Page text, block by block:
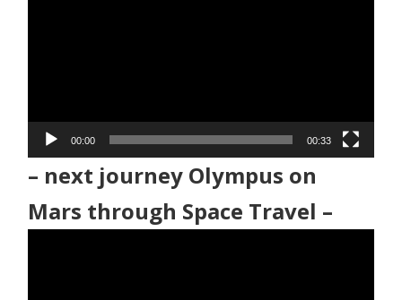
ー
00:00 00:33
– next journey Olympus on
Mars through Space Travel –